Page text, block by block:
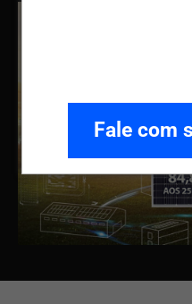
Fale com